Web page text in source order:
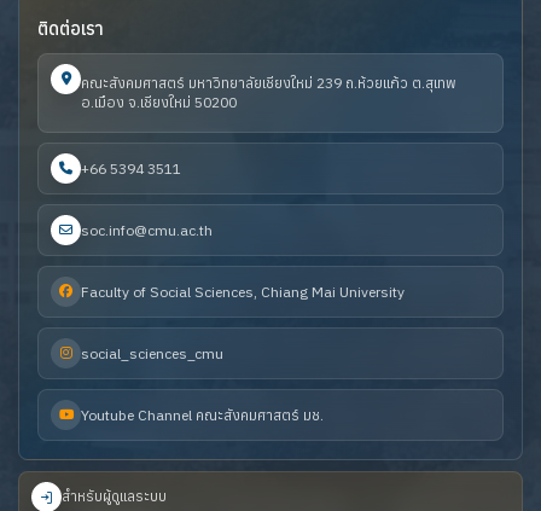
ติดต่อเรา
คณะสังคมศาสตร์ มหาวิทยาลัยเชียงใหม่ 239 ถ.ห้วยแก้ว ต.สุเทพ
อ.เมือง จ.เชียงใหม่ 50200
+66 5394 3511
soc.info@cmu.ac.th
Faculty of Social Sciences, Chiang Mai University
social_sciences_cmu
Youtube Channel คณะสังคมศาสตร์ มช.
สำหรับผู้ดูแลระบบ